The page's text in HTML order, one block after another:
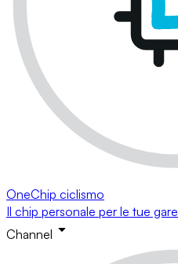
OneChip ciclismo
Il chip personale per le tue gare
Channel